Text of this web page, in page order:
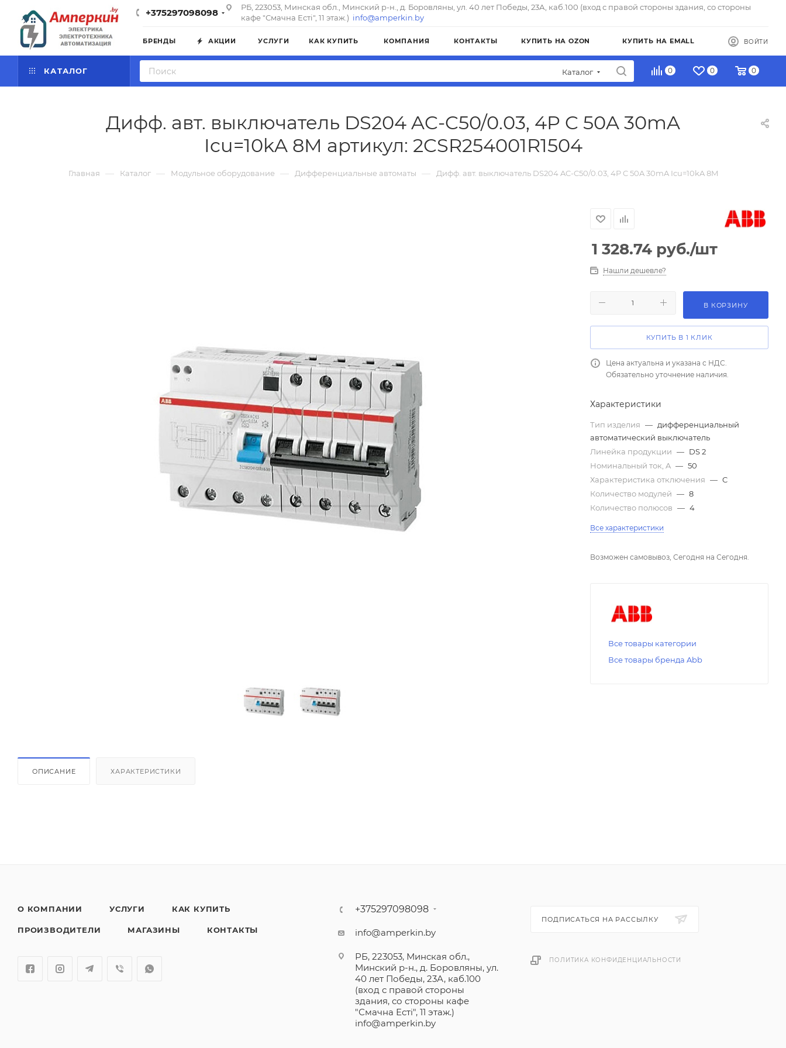
+375297098098
РБ, 223053, Минская обл., Минский р-н., д. Боровляны, ул. 40 лет Победы, 23А, каб.100 (вход с правой стороны здания, со стороны
кафе "Смачна Естi", 11 этаж.) info@amperkin.by
БРЕНДЫ АКЦИИ УСЛУГИ КАК КУПИТЬ КОМПАНИЯ КОНТАКТЫ КУПИТЬ НА OZON КУПИТЬ НА EMALL ВОЙТИ
КАТАЛОГ Каталог 0 0 0
Дифф. авт. выключатель DS204 AC-C50/0.03, 4P C 50A 30mA
Icu=10kA 8M артикул: 2CSR254001R1504
Главная — Каталог — Модульное оборудование — Дифференциальные автоматы — Дифф. авт. выключатель DS204 AC-C50/0.03, 4P C 50A 30mA Icu=10kA 8M
ОПИСАНИЕ ХАРАКТЕРИСТИКИ
1 328.74 руб./шт
Нашли дешевле?
В КОРЗИНУ
КУПИТЬ В 1 КЛИК
Цена актуальна и указана с НДС.
Обязательно уточнение наличия.
Характеристики
Тип изделия — дифференциальный
автоматический выключатель
Линейка продукции — DS 2
Номинальный ток, A — 50
Характеристика отключения — C
Количество модулей — 8
Количество полюсов — 4
Все характеристики
Возможен самовывоз, Сегодня на Сегодня.
Все товары категории
Все товары бренда Abb
О КОМПАНИИ УСЛУГИ КАК КУПИТЬ
ПРОИЗВОДИТЕЛИ МАГАЗИНЫ КОНТАКТЫ
+375297098098
info@amperkin.by
РБ, 223053, Минская обл.,
Минский р-н., д. Боровляны, ул.
40 лет Победы, 23А, каб.100
(вход с правой стороны
здания, со стороны кафе
"Смачна Естi", 11 этаж.)
info@amperkin.by
ПОДПИСАТЬСЯ НА РАССЫЛКУ
ПОЛИТИКА КОНФИДЕНЦИАЛЬНОСТИ